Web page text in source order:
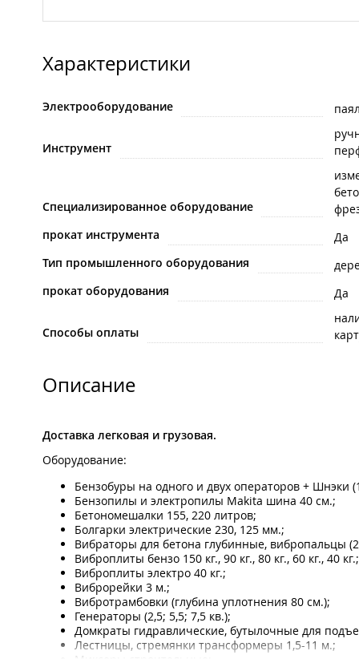
Характеристики
Электрооборудование
Инструмент
Специализированное оборудование
прокат инструмента
Да
Тип промышленного оборудования
прокат оборудования
Да
Способы оплаты
Описание
Доставка легковая и грузовая.
Оборудование:
Бензобуры на одного и двух операторов + Шнэки
Бензопилы и электропилы Makita шина 40 см.;
Бетономешалки 155, 220 литров;
Болгарки электрические 230, 125 мм.;
Вибраторы для бетона глубинные, вибропальцы
Виброплиты бензо 150 кг., 90 кг., 80 кг., 60 кг., 40 кг.;
Виброплиты электро 40 кг.;
Виброрейки 3 м.;
Вибротрамбовки (глубина уплотнения 80 см.);
Генераторы (2,5; 5,5; 7,5 кв.);
Домкраты гидравлические, бутылочные для
Лестницы, стремянки трансформеры 1,5-11 м.;
Миксеры строительные;